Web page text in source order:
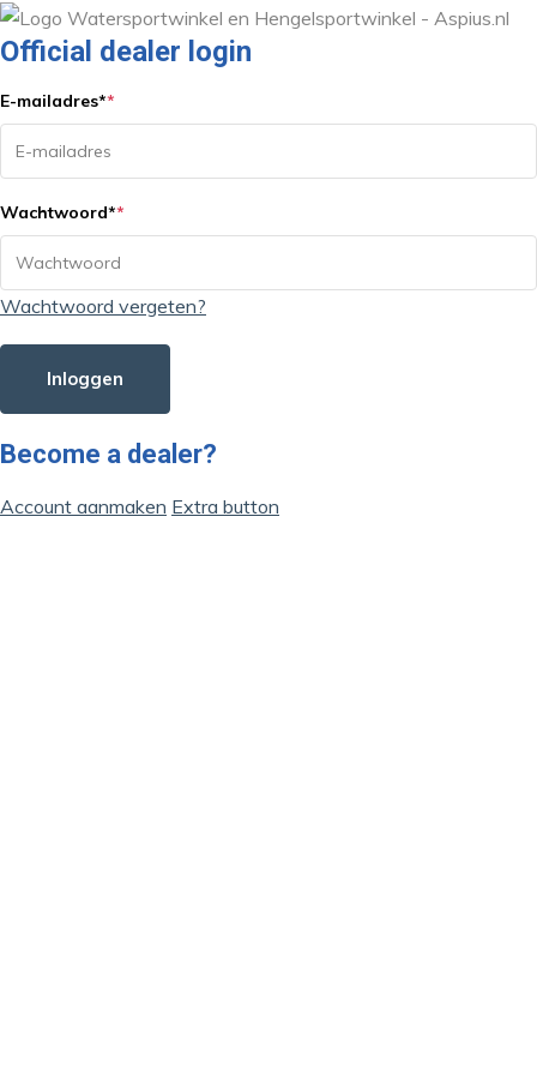
Official dealer login
E-mailadres**
Wachtwoord**
Wachtwoord vergeten?
Inloggen
Become a dealer?
Account aanmaken Extra button